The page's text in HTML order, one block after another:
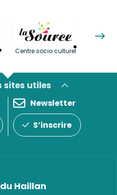
Centre socio culturel
sites utiles
Newsletter
S’inscrire
Haillan